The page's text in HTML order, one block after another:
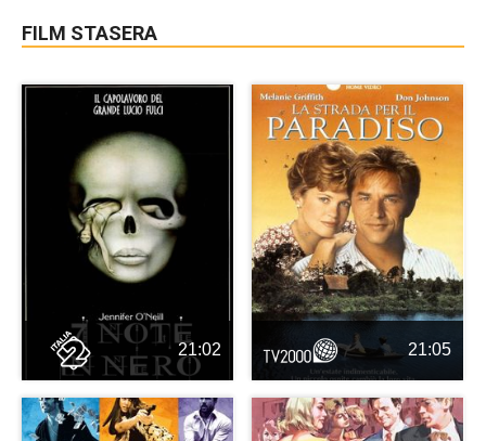
FILM STASERA
21:02 21:05